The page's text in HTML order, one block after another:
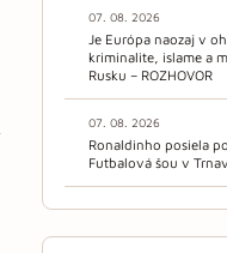
07. 08. 2026
Je Európa naozaj v
kriminalite, islame a
Rusku – ROZHOVOR
07. 08. 2026
Ronaldinho posiela
Futbalová šou v